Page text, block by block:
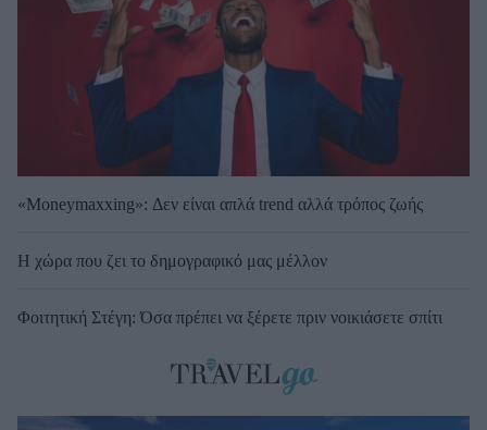
«Moneymaxxing»: Δεν είναι απλά trend αλλά τρόπος ζωής
Η χώρα που ζει το δημογραφικό μας μέλλον
Φοιτητική Στέγη: Όσα πρέπει να ξέρετε πριν νοικιάσετε σπίτι